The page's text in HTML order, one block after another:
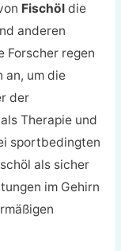
Fischöl die
anderen
Forscher regen
an, um die
der
Therapie und
sportbedingten
als sicher
im Gehirn